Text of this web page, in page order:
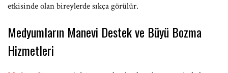
etkisinde olan bireylerde sıkça görülür.
Medyumların Manevi Destek ve Büyü Bozma
Hizmetleri